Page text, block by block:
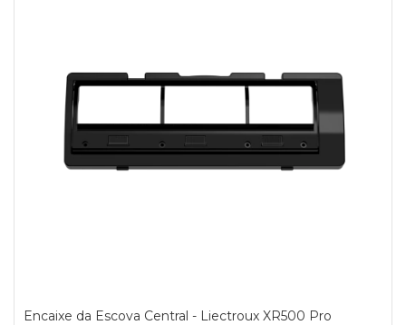
Encaixe da Escova Central - Liectroux XR500 Pro